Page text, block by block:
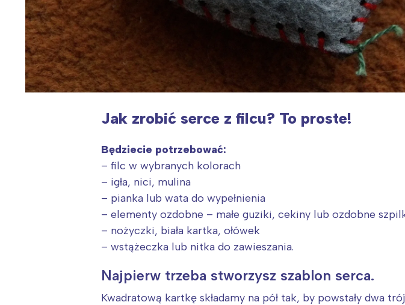
Jak zrobić serce z filcu? To proste!
Będziecie potrzebować:
– filc w wybranych kolorach
– igła, nici, mulina
– pianka lub wata do wypełnienia
– elementy ozdobne – małe guziki, cekiny lub ozdobne
– nożyczki, biała kartka, ołówek
– wstążeczka lub nitka do zawieszania.
Najpierw trzeba stworzysz szablon serca.
Kwadratową kartkę składamy na pół tak, by powstały dwa